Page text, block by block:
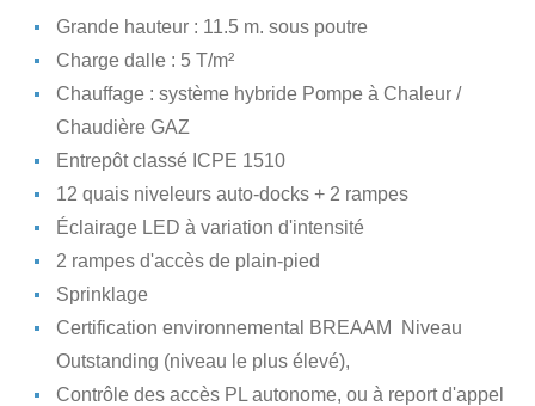
Grande hauteur : 11.5 m. sous poutre
Charge dalle : 5 T/m²
Chauffage : système hybride Pompe à Chaleur /
Chaudière GAZ
Entrepôt classé ICPE 1510
12 quais niveleurs auto-docks + 2 rampes
Éclairage LED à variation d'intensité
2 rampes d'accès de plain-pied
Sprinklage
Certification environnemental BREAAM  Niveau
Outstanding (niveau le plus élevé),
Contrôle des accès PL autonome, ou à report d'appel